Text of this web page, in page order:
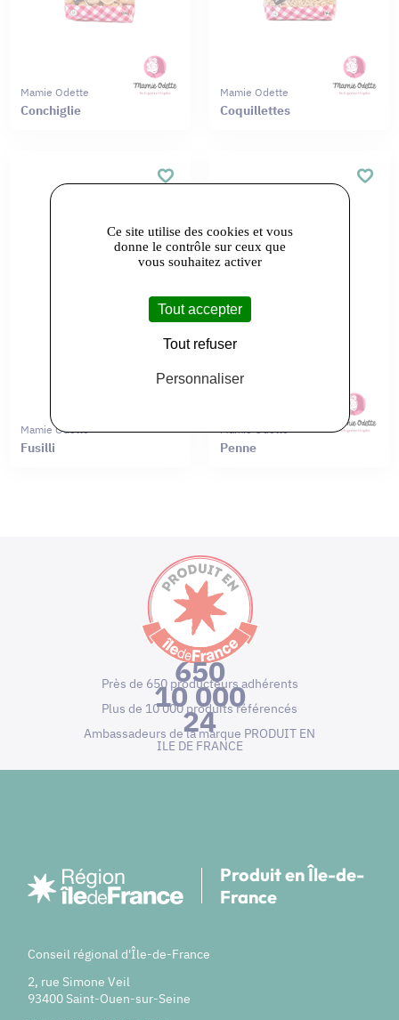
Mamie Odette
Conchiglie
Mamie Odette
Coquillettes
Mamie Odette
Fusilli
Mamie Odette
Penne
650
Près de 650 producteurs adhérents
10 000
Plus de 10 000 produits référencés
24
Ambassadeurs de la marque PRODUIT EN
ILE DE FRANCE
Produit en Île-de-
France
Conseil régional d'Île-de-France
2, rue Simone Veil
93400 Saint-Ouen-sur-Seine
Ce site utilise des cookies et vous
donne le contrôle sur ceux que
vous souhaitez activer
Tout accepter
Tout refuser
Personnaliser